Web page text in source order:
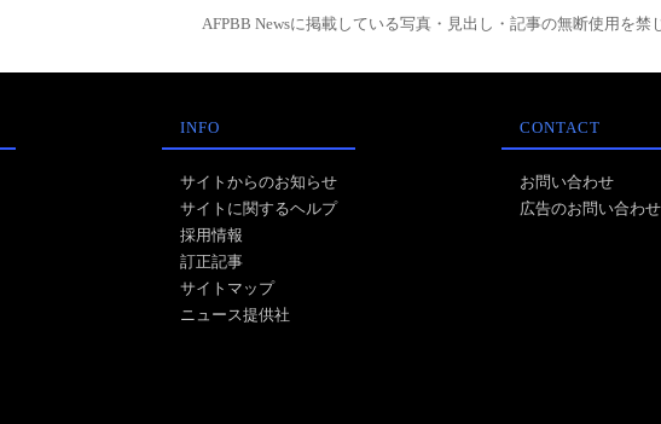
AFPBB Newsに掲載している写真・見出し・記事の無断使用を禁
INFO
サイトからのお知らせ
サイトに関するヘルプ
採用情報
訂正記事
サイトマップ
ニュース提供社
CONTACT
お問い合わせ
広告のお問い合わせ